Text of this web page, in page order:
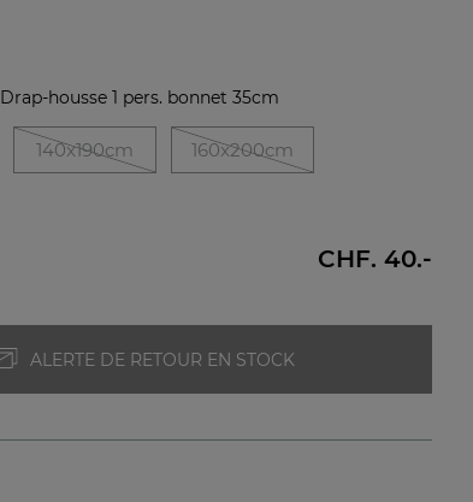
Drap-housse 1 pers. bonnet 35cm
140x190cm 160x200cm
CHF. 40.-
ALERTE DE RETOUR EN STOCK